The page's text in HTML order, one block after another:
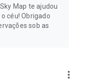
Map te ajudou
céu! Obrigado
sob as
more_vert